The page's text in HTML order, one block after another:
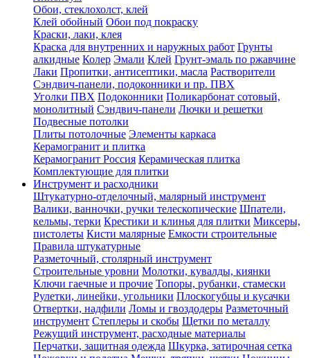
Обои, стеклохолст, клей
Клей обойный Обои под покраску
Краски, лаки, клея
Краска для внутренних и наружных работ Грунты
алкидные Колер Эмали Клей Грунт-эмаль по ржавчине
Лаки Пропитки, антисептики, масла Растворители
Сэндвич-панели, подоконники и пр. ПВХ
Уголки ПВХ Подоконники Поликарбонат сотовый,
монолитный Сэндвич-панели Лючки и решетки
Подвесные потолки
Плиты потолочные Элементы каркаса
Керамогранит и плитка
Керамогранит Россия Керамическая плитка
Комплектующие для плитки
Инструмент и расходники
Штукатурно-отделочный, малярный инструмент
Валики, ванночки, ручки телескопические Шпатели,
кельмы, терки Крестики и клинья для плитки Миксеры,
пистолеты Кисти малярные Емкости строительные
Правила штукатурные
Разметочный, столярный инструмент
Строительные уровни Молотки, кувалды, киянки
Ключи гаечные и прочие Топоры, рубанки, стамески
Рулетки, линейки, угольники Плоскогубцы и кусачки
Отвертки, надфили Ломы и гвоздодеры Разметочный
инструмент Степлеры и скобы Щетки по металлу
Режущий инструмент, расходные материалы
Перчатки, защитная одежда Шкурка, затирочная сетка